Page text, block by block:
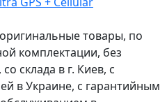
товары, по
комплектации, без
склада в г. Киев, с
в Украине, с гарантийным